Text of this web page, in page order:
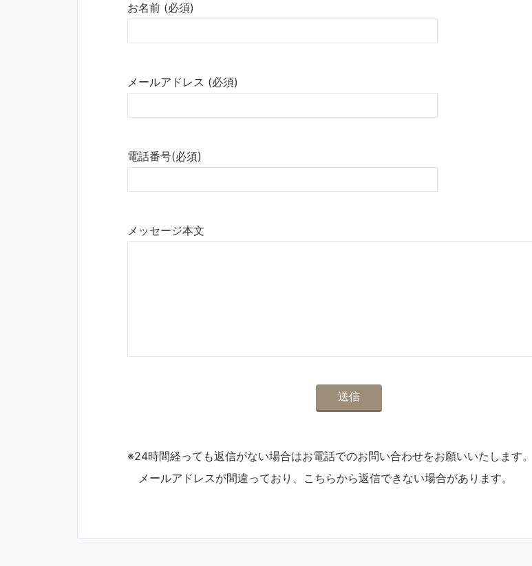
お名前 (必須)
メールアドレス (必須)
電話番号(必須)
メッセージ本文
※24時間経っても返信がない場合はお電話でのお問い合わせをお願いいたします。
メールアドレスが間違っており、こちらから返信できない場合があります。